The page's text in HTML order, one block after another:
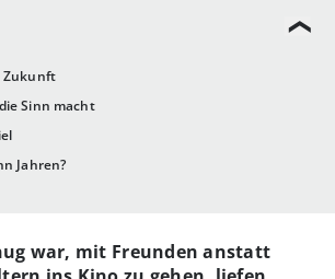
Zukunft
Sinn macht
Jahren?
war, mit Freunden anstatt